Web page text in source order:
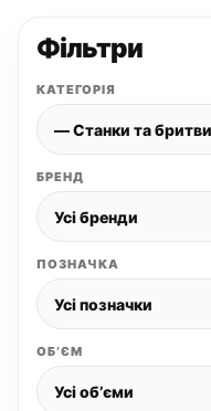
Фільтри
КАТЕГОРІЯ
БРЕНД
ПОЗНАЧКА
ОБʼЄМ